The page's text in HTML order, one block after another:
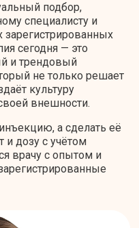
подбор,
специалисту и
сегодня — это
и трендовый
не только решает
культуру
внешности.
а сделать её
и дозу с учётом
врачу с опытом и